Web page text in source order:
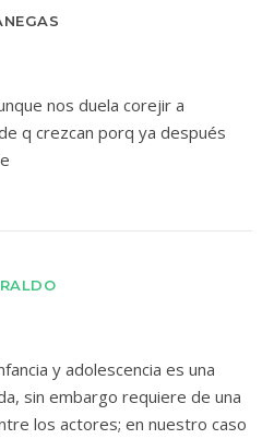
nos duela corejir a
q crezcan porq ya después
y adolescencia es una
sin embargo requiere de una
los actores; en nuestro caso